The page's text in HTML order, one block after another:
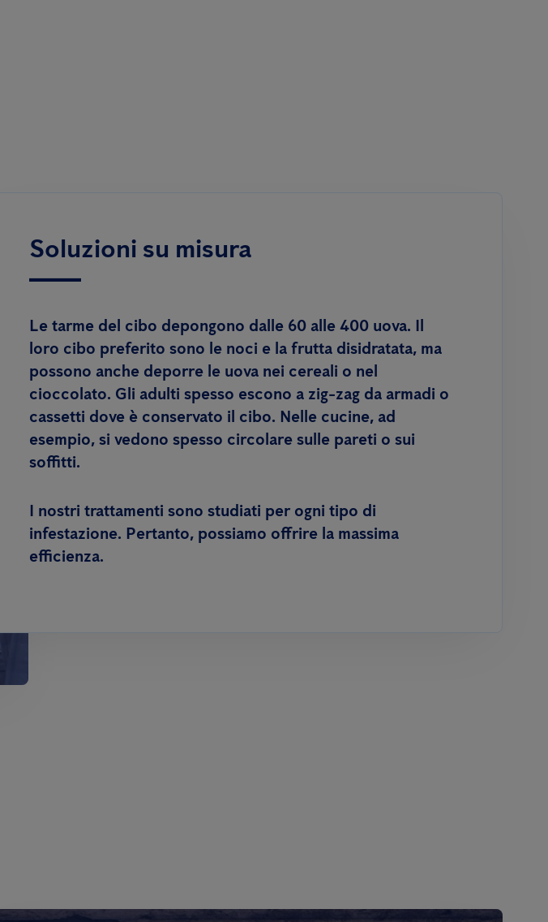
Soluzioni su misura
Le tarme del cibo depongono dalle 60 alle 400 uova. Il
loro cibo preferito sono le noci e la frutta disidratata, ma
possono anche deporre le uova nei cereali o nel
cioccolato. Gli adulti spesso escono a zig-zag da armadi o
cassetti dove è conservato il cibo. Nelle cucine, ad
esempio, si vedono spesso circolare sulle pareti o sui
soffitti.
I nostri trattamenti sono studiati per ogni tipo di
infestazione. Pertanto, possiamo offrire la massima
efficienza.